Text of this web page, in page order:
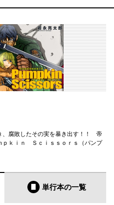
、腐敗したその実を暴き出す！！ 帝
ｋｉｎ Ｓｃｉｓｓｏｒｓ（パンプ
単行本の一覧